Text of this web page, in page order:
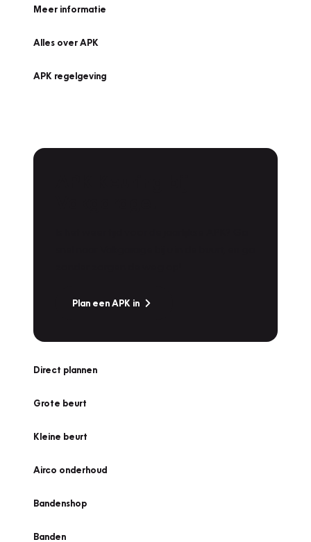
Meer informatie
Alles over APK
APK regelgeving
Plan een APK in
Direct plannen
Grote beurt
Kleine beurt
Airco onderhoud
Bandenshop
Banden